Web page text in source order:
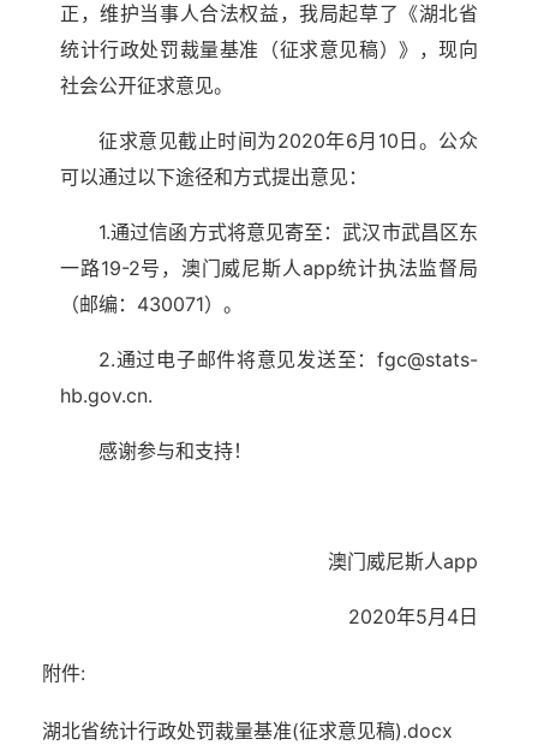
正，维护当事人合法权益，我局起草了《湖北省
统计行政处罚裁量基准（征求意见稿）》，现向
社会公开征求意见。
征求意见截止时间为2020年6月10日。公众
可以通过以下途径和方式提出意见：
1.通过信函方式将意见寄至：武汉市武昌区东
一路19-2号，澳门威尼斯人app统计执法监督局
（邮编：430071）。
2.通过电子邮件将意见发送至：fgc@stats-
hb.gov.cn.
感谢参与和支持！
澳门威尼斯人app
2020年5月4日
附件:
湖北省统计行政处罚裁量基准(征求意见稿).docx